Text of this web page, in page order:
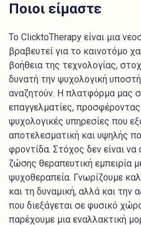
Ποιοι είμαστε
To ClicktoTherapy είναι μια
βραβευτεί για το καινοτόμο
βοήθεια της τεχνολογίας,
δυνατή την ψυχολογική
αναζητούν. Η πλατφόρμα μας
επαγγελματίες,
ψυχολογικές υπηρεσίες που
αποτελεσματική και υψηλής
φροντίδα. Στόχος δεν είναι να
ζώσης θεραπευτική εμπειρία
ψυχοθεραπεία. Γνωρίζουμε
και τη δυναμική, αλλά και την
που διεξάγεται σε φυσικό
παρέχουμε μια εναλλακτική